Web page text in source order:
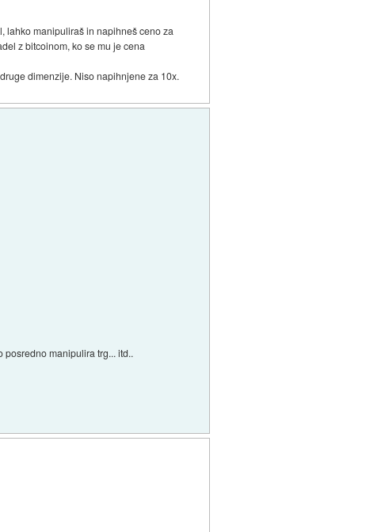
lahko manipuliraš in napihneš ceno za
z bitcoinom, ko se mu je cena
dimenzije. Niso napihnjene za 10x.
manipulira trg... itd..